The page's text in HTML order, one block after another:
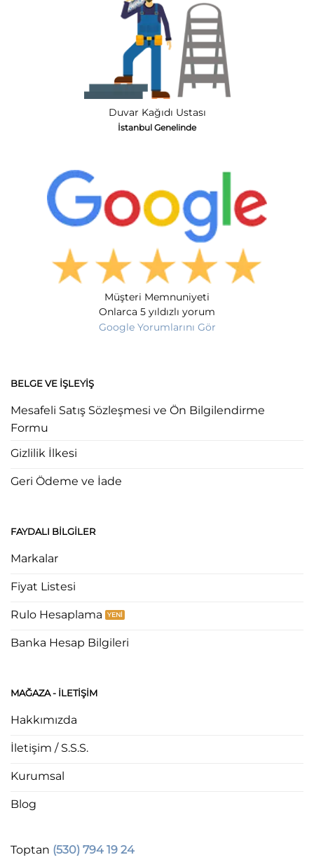
Duvar Kağıdı Ustası
İstanbul Genelinde
Müşteri Memnuniyeti
Onlarca 5 yıldızlı yorum
Google Yorumlarını Gör
BELGE VE İŞLEYIŞ
Mesafeli Satış Sözleşmesi ve Ön Bilgilendirme
Formu
Gizlilik İlkesi
Geri Ödeme ve İade
FAYDALI BILGILER
Markalar
Fiyat Listesi
Rulo Hesaplama
Banka Hesap Bilgileri
MAĞAZA - ILETIŞIM
Hakkımızda
İletişim / S.S.S.
Kurumsal
Blog
Toptan (530) 794 19 24